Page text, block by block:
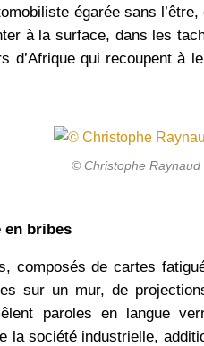
égarée sans
à la surface, dans les
d’Afrique qui recoupentà
© Christophe Raynaud
en bribes
composés de cartes
sur un mur, de
paroles en langue
la société industrielle,